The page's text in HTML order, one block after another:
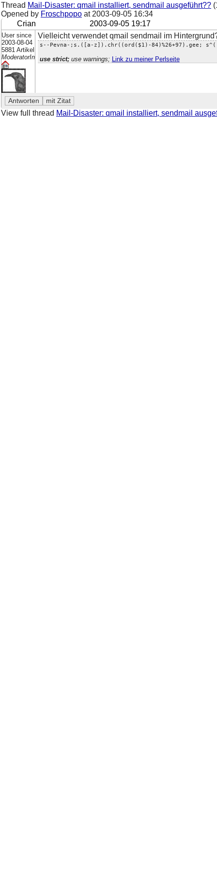
Thread Mail-Disaster: qmail installiert, sendmail ausgeführt??
Opened by Froschpopo at 2003-09-05 16:34
Crian
2003-09-05 19:17
User since
2003-08-04
5881 Artikel
ModeratorIn
Vielleicht verwendet qmail sendmail im
s--Pevna-;s.([a-z]).chr((ord($1)-84)%26+97).gee;
use strict;use warnings; Link zu meiner Perlseite
View full thread Mail-Disaster: qmail installiert, sendmail